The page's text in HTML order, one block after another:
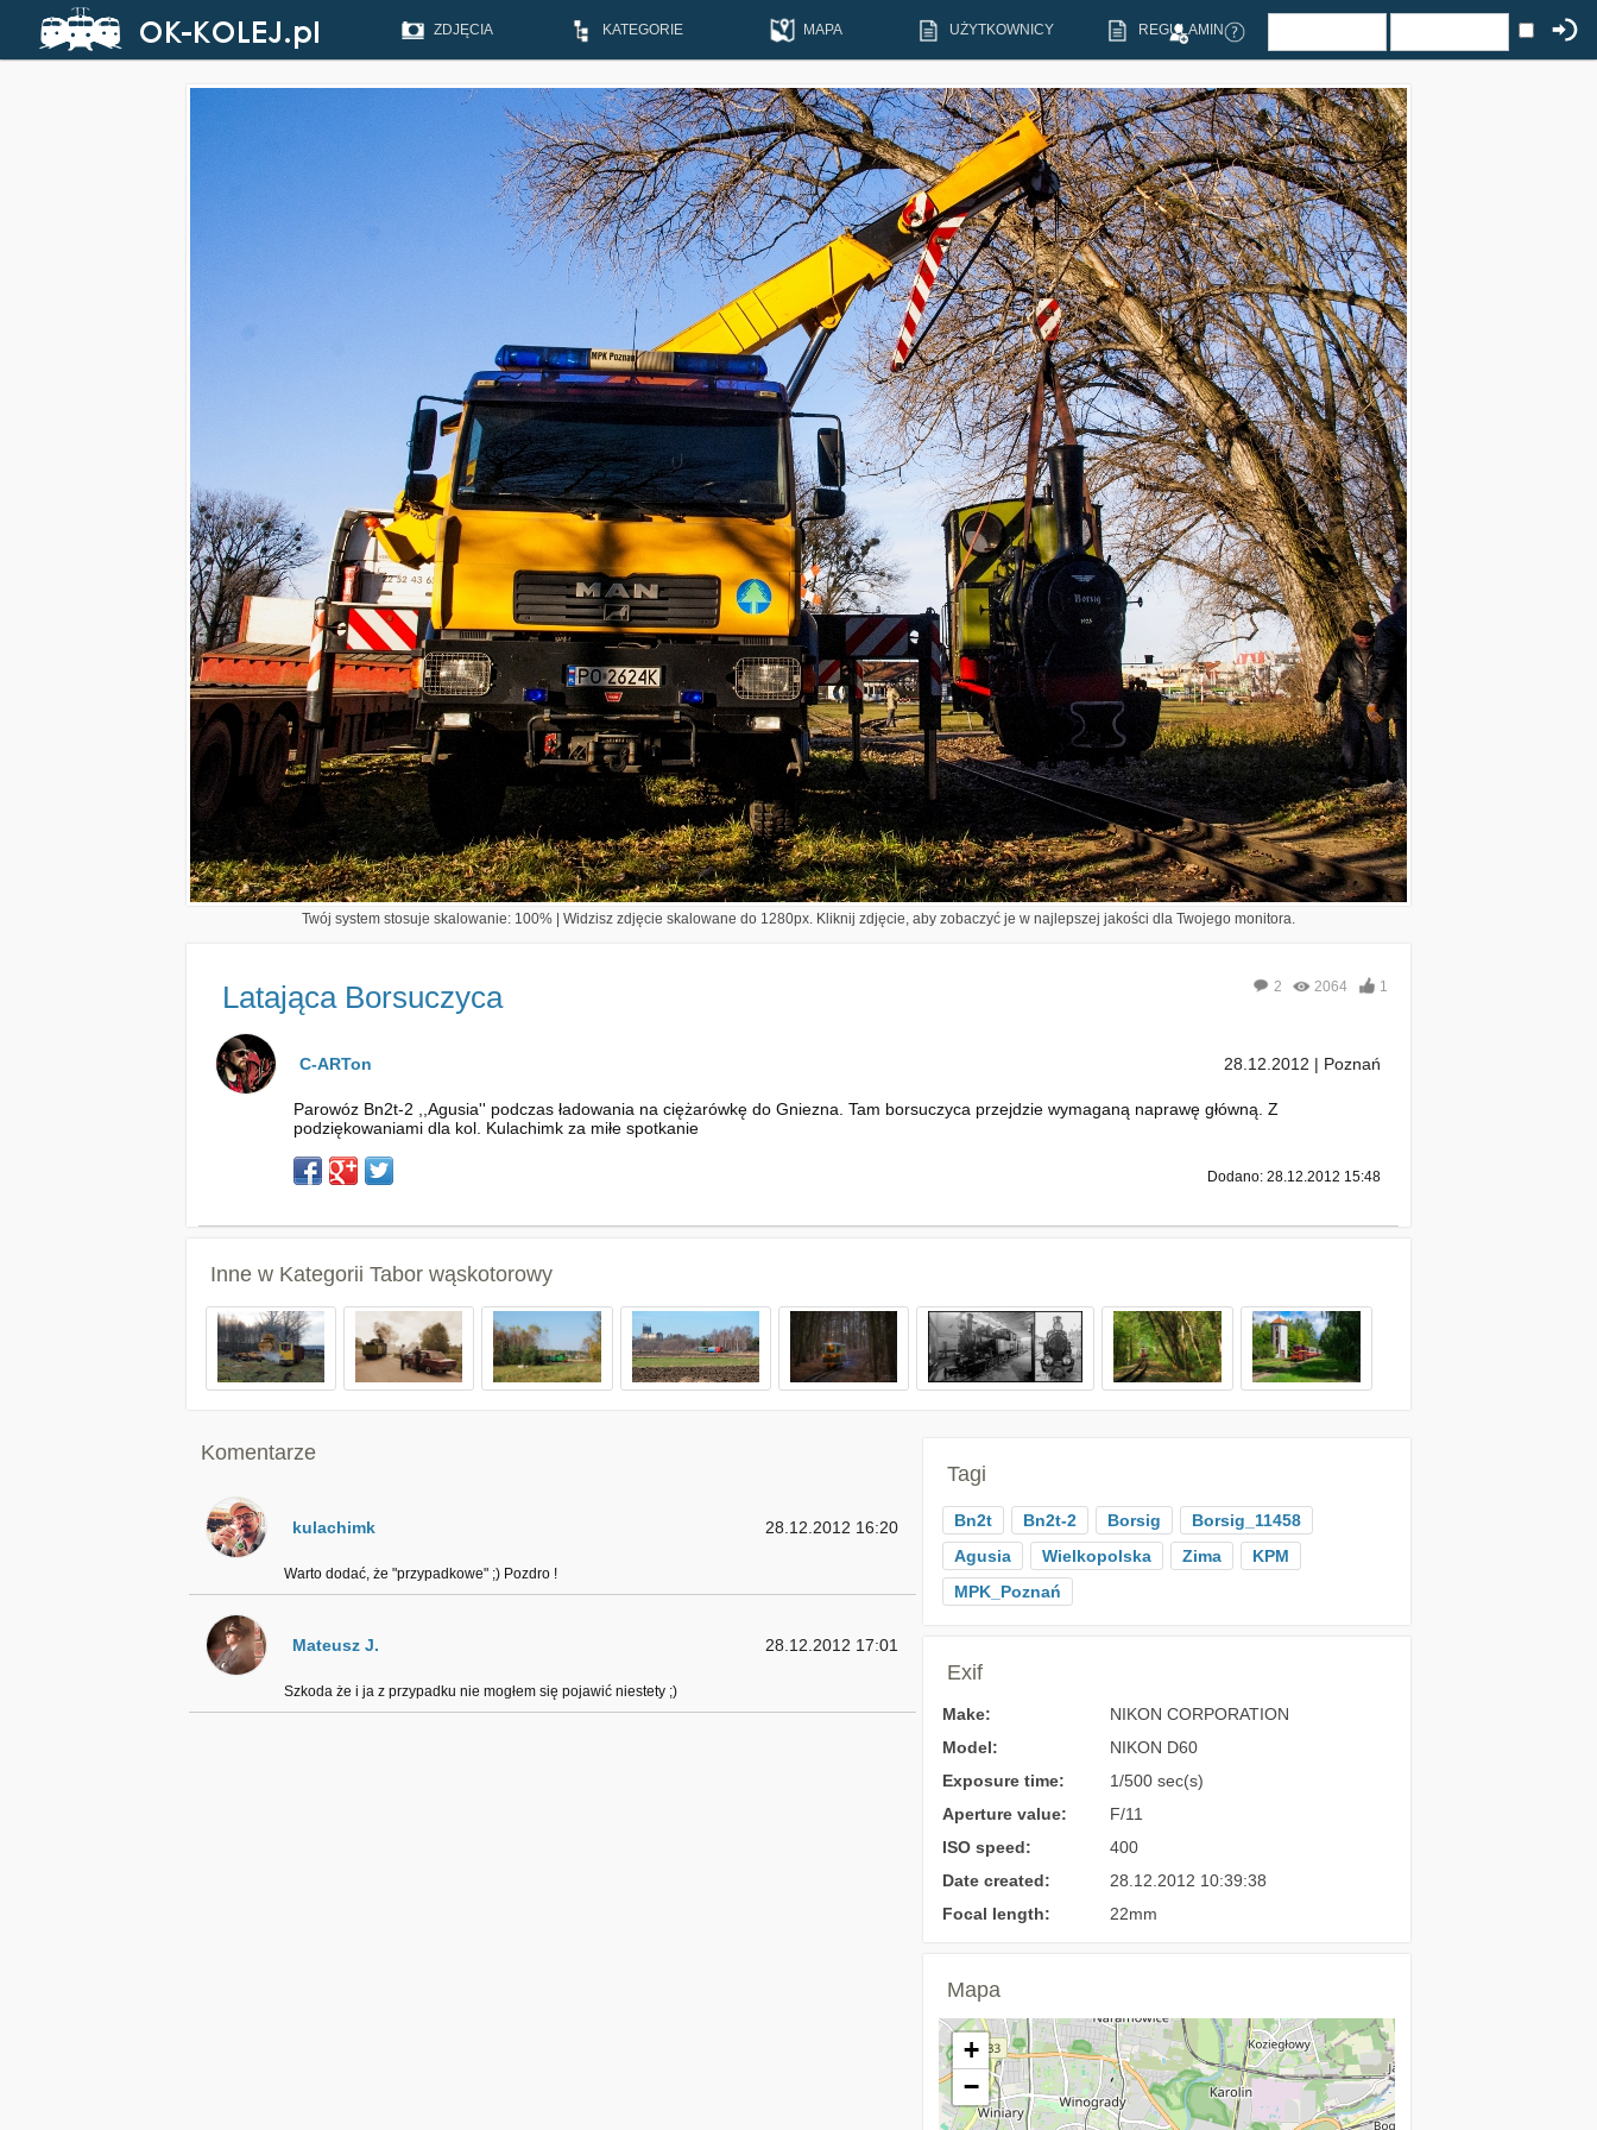
ZDJĘCIA KATEGORIE MAPA UŻYTKOWNICY REGULAMIN
Twój system stosuje skalowanie: 100% | Widzisz zdjęcie skalowane do 1280px. Kliknij zdjęcie, aby zobaczyć je w najlepszej jakości dla Twojego monitora.
Latająca Borsuczyca 2 2064 1
C-ARTon 28.12.2012 | Poznań
Parowóz Bn2t-2 ,,Agusia'' podczas ładowania na ciężarówkę do Gniezna. Tam borsuczyca przejdzie wymaganą naprawę główną. Z
podziękowaniami dla kol. Kulachimk za miłe spotkanie
Dodano: 28.12.2012 15:48
Inne w Kategorii Tabor wąskotorowy
Komentarze
kulachimk 28.12.2012 16:20
Warto dodać, że "przypadkowe" ;) Pozdro !
Mateusz J. 28.12.2012 17:01
Szkoda że i ja z przypadku nie mogłem się pojawić niestety ;)
Tagi
Bn2t Bn2t-2 Borsig
Borsig_11458
Agusia
Wielkopolska Zima
KPM
MPK_Poznań
Exif
Make:
NIKON CORPORATION
Model:
NIKON D60
Exposure time:
1/500 sec(s)
Aperture value:
F/11
ISO speed:
400
Date created:
28.12.2012 10:39:38
Focal length:
22mm
Mapa
+
−